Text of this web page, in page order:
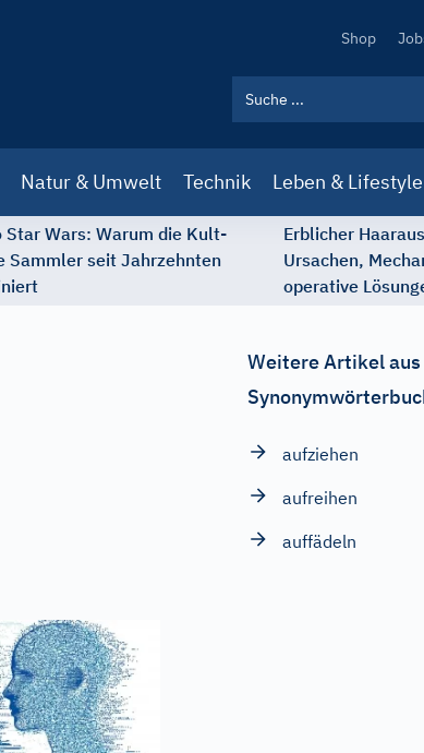
Secondary
Shop
Natur & Umwelt Technik Leben & Lifestyle
Star Wars: Warum die Kult-
Sammler seit Jahrzehnten
Erblicher
Ursachen,
operative
Weitere Artikel
aufziehen
aufreihen
auffädeln